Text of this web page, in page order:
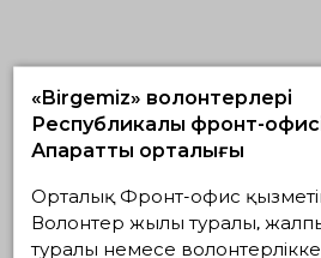
Жобалар
Жүзеге асып
жатқандар
«Birgemiz» волонтерлері
Республикалық фронт-
Ақпараттық орталығы
Орталық Фронт-офис
Волонтер жылы туралы,
туралы немесе